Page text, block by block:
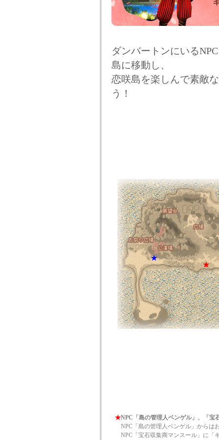
ダンバートンにいる
島に移動し、
恋咲島を楽しんで素敵
う！
★NPC「島の管理人ベンゲル」、「宝
NPC「島の管理人ベンゲル」からは
NPC「宝石収集商マンスール」に「